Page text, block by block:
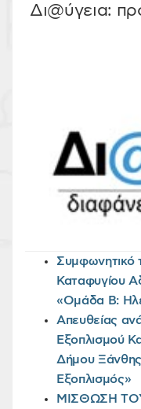
Δι@ύγεια:
Συμφωνητικό
Καταφυγίου
«Ομάδα Β:
Απευθείας
Εξοπλισμού
Δήμου
Εξοπλισμός»
ΜΙΣΘΩΣΗ